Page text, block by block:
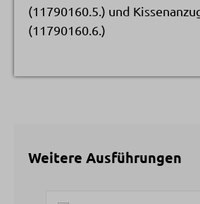
(11790160.5.) und
(11790160.6.)
Weitere Ausführungen